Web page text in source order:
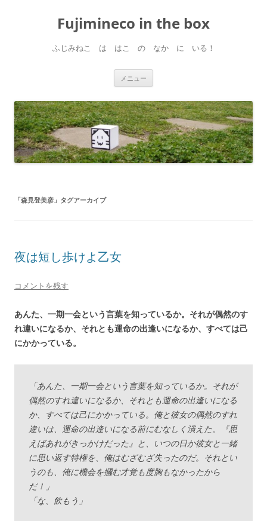
Fujimineco in the box
ふじみねこ は はこ の なか に いる！
メニュー
「森見登美彦 」タグアーカイブ
夜は短し歩けよ乙女
コメントを残す
あんた、一期一会という言葉を知っているか。それが偶然のす
れ違いになるか、それとも運命の出逢いになるか、すべては己
にかかっている。
「あんた、一期一会という言葉を知っているか。それが
偶然のすれ違いになるか、それとも運命の出逢いになる
か、すべては己にかかっている。俺と彼女の偶然のすれ
違いは、運命の出逢いになる前にむなしく潰えた。『思
えばあれがきっかけだった』と、いつの日か彼女と一緒
に思い返す特権を、俺はむざむざ失ったのだ。それとい
うのも、俺に機会を摑む才覚も度胸もなかったから
だ！」
「な、飲もう」